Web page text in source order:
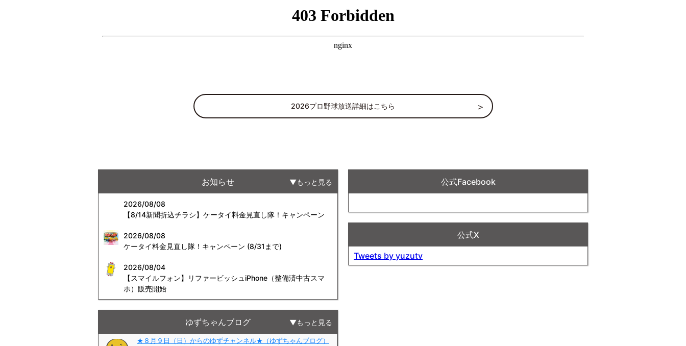
2026プロ野球放送詳細はこちら
お知らせ もっと見る
2026/08/08
【8/14新聞折込チラシ】ケータイ料金見直し隊！キャンペーン
2026/08/08
ケータイ料金見直し隊！キャンペーン (8/31まで)
2026/08/04
【スマイルフォン】リファービッシュiPhone（整備済中古スマ
ホ）販売開始
ゆずちゃんブログ もっと見る
公式Facebook
公式X
Tweets by yuzutv